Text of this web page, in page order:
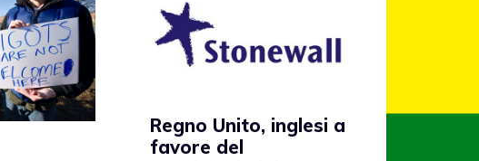
Regno Unito, inglesi a
favore del